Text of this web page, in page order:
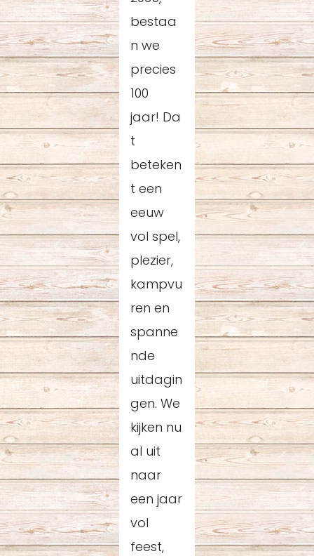
bestaa
n we
precies
100
jaar! Da
t
beteken
t een
eeuw
vol spel,
plezier,
kampvu
ren en
spanne
nde
uitdagin
gen. We
kijken nu
al uit
naar
een jaar
vol
feest,